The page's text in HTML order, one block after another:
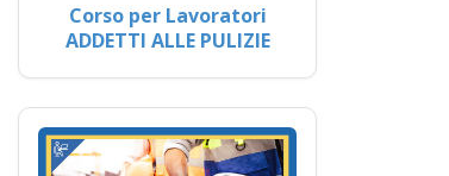
Corso per Lavoratori
ADDETTI ALLE PULIZIE